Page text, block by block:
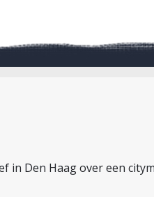
in Den Haag over een